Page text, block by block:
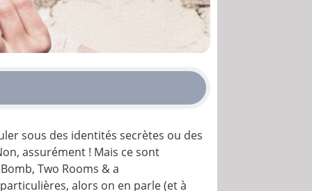
sous des identités secrètes ou des
assurément ! Mais ce sont
Two Rooms & a
alors on en parle (et à